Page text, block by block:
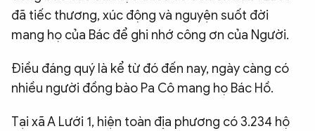
đã tiếc thương, xúc động và nguyện suốt đời
mang họ của Bác để ghi nhớ công ơn của Người.
Điều đáng quý là kể từ đó đến nay, ngày càng có
nhiều người đồng bào Pa Cô mang họ Bác Hồ.
Tại xã A Lưới 1, hiện toàn địa phương có 3.234 hộ